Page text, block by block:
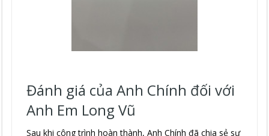
Đánh giá của Anh Chính đối với
Anh Em Long Vũ
Sau khi công trình hoàn thành, Anh Chính đã chia sẻ sự